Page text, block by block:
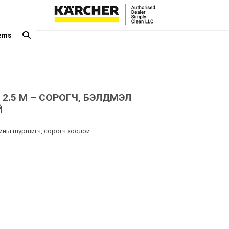
2.5 M – СОРОГЧ, БЭЛДМЭЛ
шүршигч, сорогч хоолой.